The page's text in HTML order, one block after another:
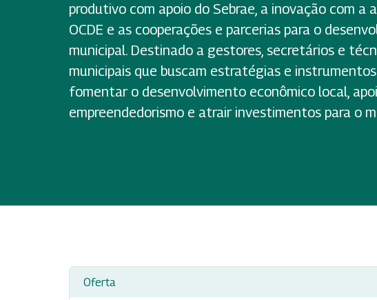
produtivo com apoio do Sebrae, a inovação com a
OCDE e as cooperações e parcerias para o
municipal. Destinado a gestores, secretários e
municipais que buscam estratégias e
fomentar o desenvolvimento econômico local,
empreendedorismo e atrair investimentos para o
Oferta